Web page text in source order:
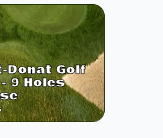
Donat Golf
9 Holes